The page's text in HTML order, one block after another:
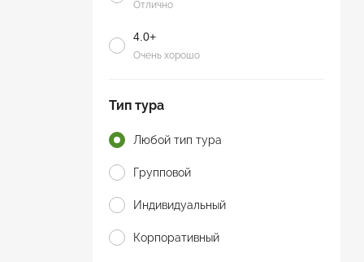
Отлично
4.0+
Очень хорошо
Тип тура
Любой тип тура
Групповой
Индивидуальный
Корпоративный